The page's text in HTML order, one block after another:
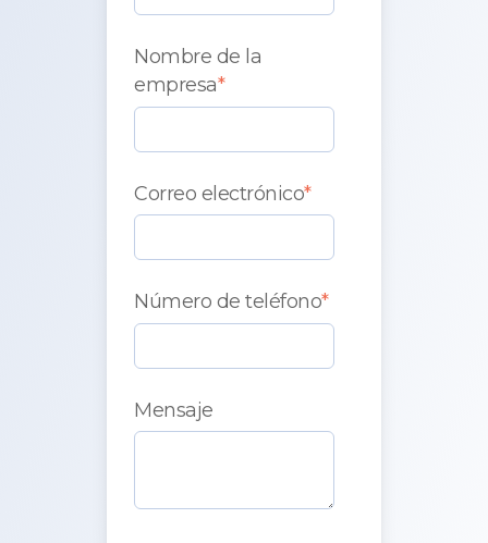
Nombre de la
empresa*
Correo electrónico*
Número de teléfono*
Mensaje